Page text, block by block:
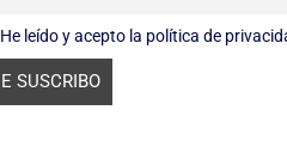
He leído y acepto la política de